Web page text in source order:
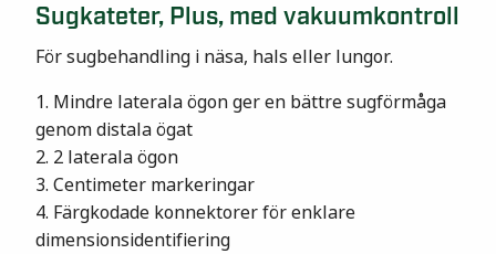
Sugkateter, Plus, med vakuumkontroll
För sugbehandling i näsa, hals eller lungor.
1. Mindre laterala ögon ger en bättre sugförmåga
genom distala ögat
2. 2 laterala ögon
3. Centimeter markeringar
4. Färgkodade konnektorer för enklare
dimensionsidentifiering